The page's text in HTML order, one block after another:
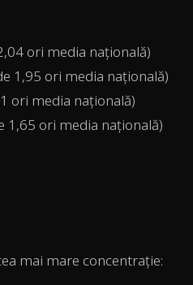
ori media națională)
1,95 ori media națională)
ori media națională)
1,65 ori media națională)
mai mare concentrație: